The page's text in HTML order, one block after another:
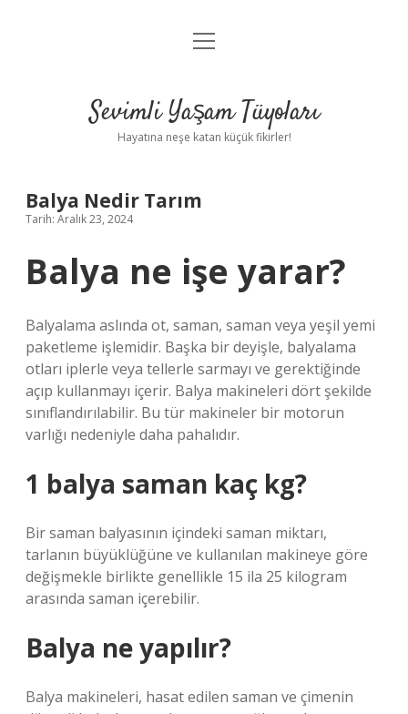
Anasayfa
Yasal Uyarı
menüyü
Sevimli Yaşam Tüyoları
Hayatına neşe katan küçük fikirler!
Balya Nedir Tarım
Tarih: Aralık 23, 2024
Balya ne işe yarar?
Balyalama aslında ot, saman, saman veya yeşil yemi
paketleme işlemidir. Başka bir deyişle, balyalama
otları iplerle veya tellerle sarmayı ve gerektiğinde
açıp kullanmayı içerir. Balya makineleri dört şekilde
sınıflandırılabilir. Bu tür makineler bir motorun
varlığı nedeniyle daha pahalıdır.
1 balya saman kaç kg?
Bir saman balyasının içindeki saman miktarı,
tarlanın büyüklüğüne ve kullanılan makineye göre
değişmekle birlikte genellikle 15 ila 25 kilogram
arasında saman içerebilir.
Balya ne yapılır?
Balya makineleri, hasat edilen saman ve çimenin